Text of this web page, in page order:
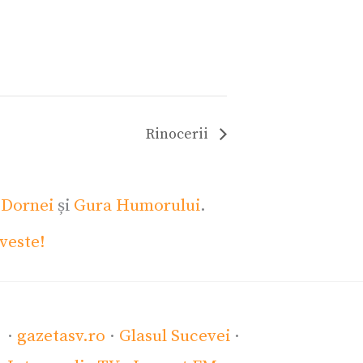
Rinocerii
și Gura Humorului.
· gazetasv.ro · Glasul Sucevei ·